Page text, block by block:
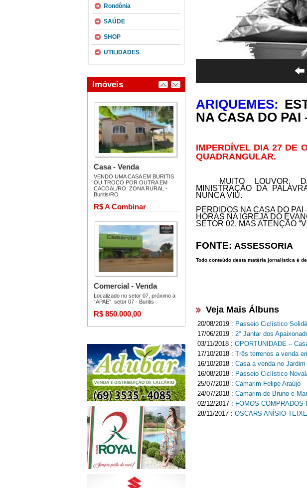
Rondônia
SAÚDE
SHOP
UTILIDADES
ARIQUEMES:
NA CASA DO PAI
IMPERDÍVEL DIA 27 DE
QUADRANGULAR.
MUITO LOUVOR,
MINISTRAÇÃO DA
NUNCA VIU.
PERDIDOS NA CASA DO
HORAS NA IGREJA DO
SETOR 02, MAS ATENÇÃO
FONTE: ASSESSORIA
Todo conteúdo desta matéria jornalística é
Veja Mais Álbuns
20/08/2019 : Passeio Ciclístico
17/06/2019 : 2° Jantar dos
03/11/2018 : OPORTUNIDADE –
17/10/2018 : Três terrenos a venda
16/10/2018 : Casa a venda no Jardim
16/08/2018 : Passeio Ciclístico
25/07/2018 : Camarim Felipe Araújo
24/07/2018 : Camarim de Bruno e
02/12/2017 : FOMOS COMPRADOS
28/11/2017 : OSCARS ANÍSIO